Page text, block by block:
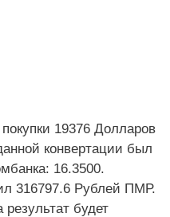
19376 Долларов
конвертации был
16.3500.
316797.6 Рублей ПМР.
будет